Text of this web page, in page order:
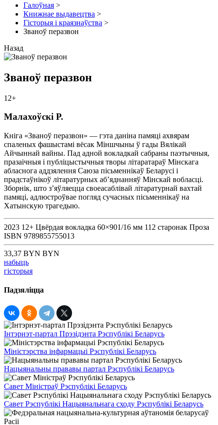
Галоўная >
Книжнае выдавецтва >
Гісторыя і краязнаўства >
Званоў перазвон
Назад
Званоў перазвон
12+
Малахоўскі Р.
Кніга «Званоў перазвон» — гэта даніна памяці ахвярам
спаленых фашыстамі вёсак Міншчыны ў гады Вялікай
Айчыннай вайны. Пад адной вокладкай сабраны паэтычныя,
празаічныя і публіцыстычныя творы літаратараў Мінскага
абласнога аддзялення Саюза пісьменнікаў Беларусі і
прадстаўнікоў літаратурных аб’яднанняў Мінскай вобласці.
Зборнік, што з’яўляецца своеасаблівай літаратурнай вахтай
памяці, адлюстроўвае погляд сучасных пісьменнікаў на
Хатынскую трагедыю.
2023 12+ Цвёрдая вокладка 60×901/16 мм 112 старонак Проза
ISBN 9789855755013
33,37 BYN BYN
набыць
гісторыя
Падзяліцца
Інтэрнэт-партал Прэзідэнта Рэспублікі Беларусь
Міністэрства інфармацыі Рэспублікі Беларусь
Нацыянальны прававы партал Рэспублікі Беларусь
Савет Міністраў Рэспублікі Беларусь
Савет Рэспублікі Нацыянальнага сходу Рэспублікі Беларусь